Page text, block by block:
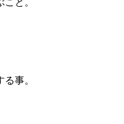
事。